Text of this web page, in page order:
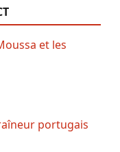
et les
portugais